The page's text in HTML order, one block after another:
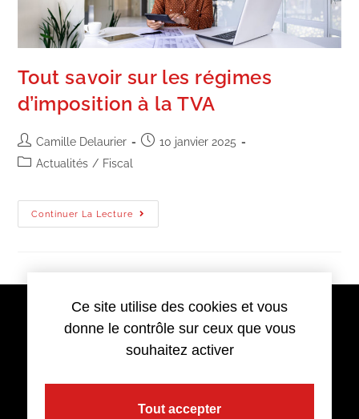
Tout savoir sur les régimes
d’imposition à la TVA
Camille Delaurier
10 janvier 2025
Actualités / Fiscal
Continuer La Lecture
Ce site utilise des cookies et vous
donne le contrôle sur ceux que vous
souhaitez activer
Tout accepter